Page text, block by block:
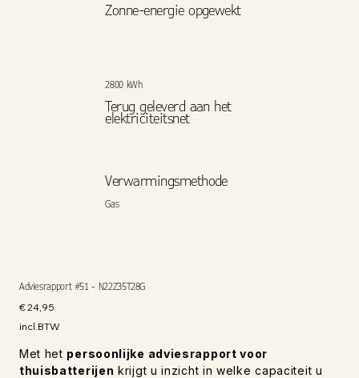
Zonne-energie opgewekt
2800 kWh
Terug geleverd aan het
elektriciteitsnet
Gas
Verwarmingsmethode
Adviesrapport #51 - N22Z35T28G
Prijs
€ 24,95
incl.BTW
Met het persoonlijke adviesrapport voor
thuisbatterijen krijgt u inzicht in welke capaciteit u